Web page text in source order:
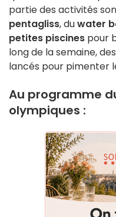
partie des activités
pentagliss, duwater
petites piscines pour
long de la semaine,
lancés pour pimenter
Au programme
olympiques :